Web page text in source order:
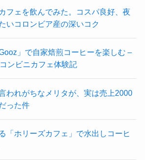
フェを飲んでみた。コスパ良好、夜
いコロンビア産の深いコク
」で自家焙煎コーヒーを楽しむ –
ンビニカフェ体験記
われがちなメリタが、実は売上2000
った件
「ホリーズカフェ」で水出しコーヒ